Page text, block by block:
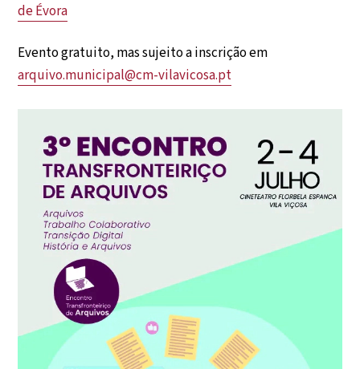
de Évora
Evento gratuito, mas sujeito a inscrição em
arquivo.municipal@cm-vilavicosa.pt